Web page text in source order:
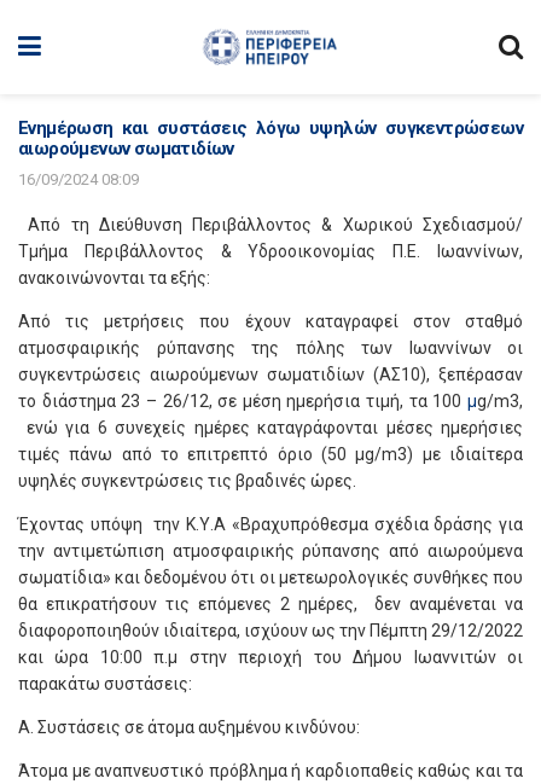
Ενημέρωση και συστάσεις λόγω υψηλών συγκεντρώσεων
αιωρούμενων σωματιδίων
16/09/2024 08:09
Από τη Διεύθυνση Περιβάλλοντος & Χωρικού Σχεδιασμού/
Τμήμα Περιβάλλοντος & Υδροοικονομίας Π.Ε. Ιωαννίνων,
ανακοινώνονται τα εξής:
Από τις μετρήσεις που έχουν καταγραφεί στον σταθμό
ατμοσφαιρικής ρύπανσης της πόλης των Ιωαννίνων οι
συγκεντρώσεις αιωρούμενων σωματιδίων (ΑΣ10), ξεπέρασαν
το διάστημα 23 – 26/12, σε μέση ημερήσια τιμή, τα 100 μg/m3,
ενώ για 6 συνεχείς ημέρες καταγράφονται μέσες ημερήσιες
τιμές πάνω από το επιτρεπτό όριο (50 μg/m3) με ιδιαίτερα
υψηλές συγκεντρώσεις τις βραδινές ώρες.
Έχοντας υπόψη την Κ.Υ.Α «Βραχυπρόθεσμα σχέδια δράσης για
την αντιμετώπιση ατμοσφαιρικής ρύπανσης από αιωρούμενα
σωματίδια» και δεδομένου ότι οι μετεωρολογικές συνθήκες που
θα επικρατήσουν τις επόμενες 2 ημέρες, δεν αναμένεται να
διαφοροποιηθούν ιδιαίτερα, ισχύουν ως την Πέμπτη 29/12/2022
και ώρα 10:00 π.μ στην περιοχή του Δήμου Ιωαννιτών οι
παρακάτω συστάσεις:
Α. Συστάσεις σε άτομα αυξημένου κινδύνου:
Άτομα με αναπνευστικό πρόβλημα ή καρδιοπαθείς καθώς και τα